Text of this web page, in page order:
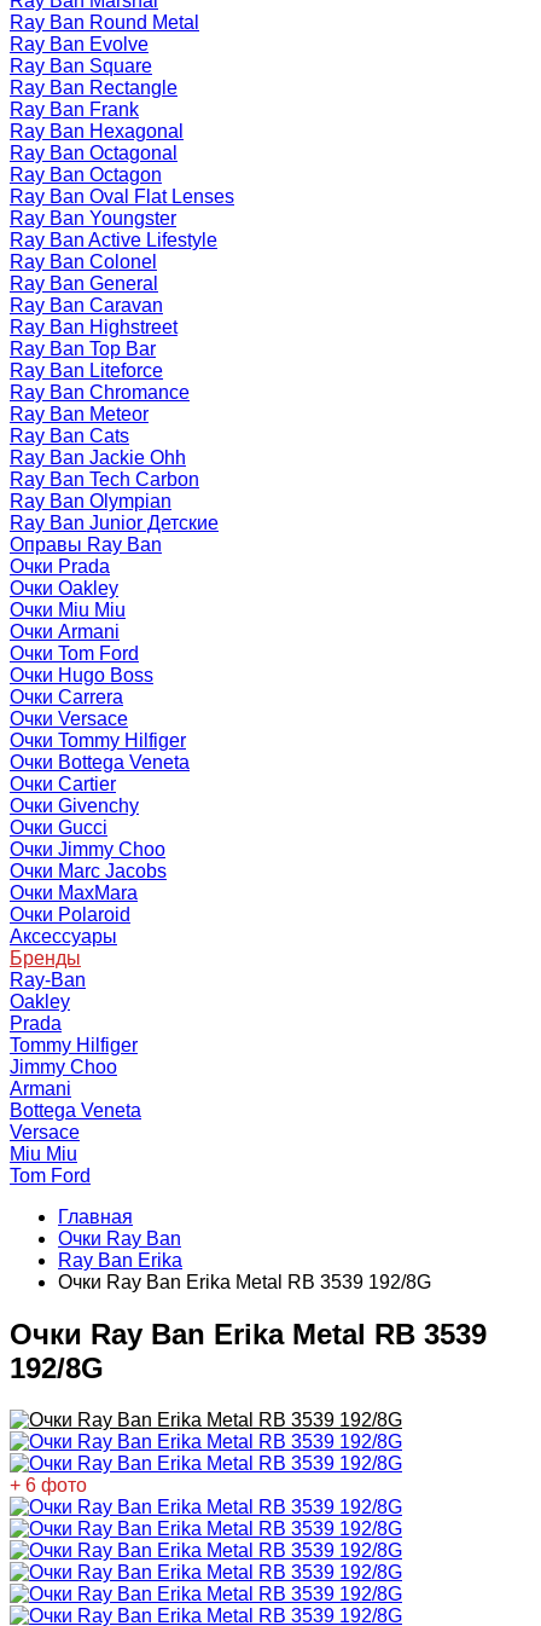
Ray Ban Round Metal
Ray Ban Evolve
Ray Ban Square
Ray Ban Rectangle
Ray Ban Frank
Ray Ban Hexagonal
Ray Ban Octagonal
Ray Ban Octagon
Ray Ban Oval Flat Lenses
Ray Ban Youngster
Ray Ban Active Lifestyle
Ray Ban Colonel
Ray Ban General
Ray Ban Caravan
Ray Ban Highstreet
Ray Ban Top Bar
Ray Ban Liteforce
Ray Ban Chromance
Ray Ban Meteor
Ray Ban Cats
Ray Ban Jackie Ohh
Ray Ban Tech Carbon
Ray Ban Olympian
Ray Ban Junior Детские
Оправы Ray Ban
Очки Prada
Очки Oakley
Очки Miu Miu
Очки Armani
Очки Tom Ford
Очки Hugo Boss
Очки Carrera
Очки Versace
Очки Tommy Hilfiger
Очки Bottega Veneta
Очки Cartier
Очки Givenchy
Очки Gucci
Очки Jimmy Choo
Очки Marc Jacobs
Очки MaxMara
Очки Polaroid
Аксессуары
Бренды
Ray-Ban
Oakley
Prada
Tommy Hilfiger
Jimmy Choo
Armani
Bottega Veneta
Versace
Miu Miu
Tom Ford
Главная
Очки Ray Ban
Ray Ban Erika
Очки Ray Ban Erika Metal RB 3539 192/8G
Очки Ray Ban Erika Metal RB 3539
192/8G
+ 6 фото